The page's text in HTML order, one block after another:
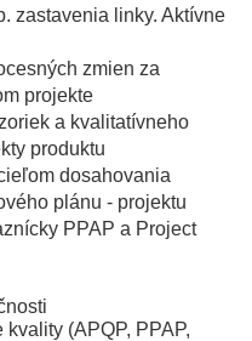
zastavenia linky. Aktívne
zmien za
projekte
a kvalitatívneho
produktu
dosahovania
plánu - projektu
PPAP a Project
(APQP, PPAP,